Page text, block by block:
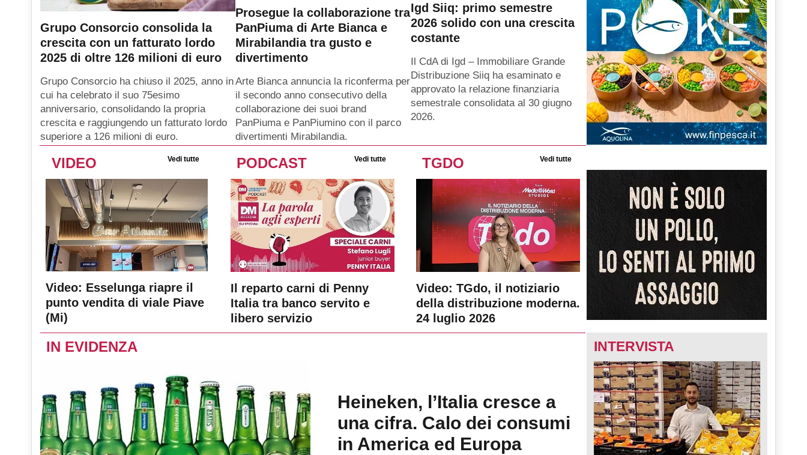
Grupo Consorcio consolida la
crescita con un fatturato lordo
2025 di oltre 126 milioni di euro
Grupo Consorcio ha chiuso il 2025, anno in
cui ha celebrato il suo 75esimo
anniversario, consolidando la propria
crescita e raggiungendo un fatturato lordo
superiore a 126 milioni di euro.
Prosegue la collaborazione tra
PanPiuma di Arte Bianca e
Mirabilandia tra gusto e
divertimento
Arte Bianca annuncia la riconferma per
il secondo anno consecutivo della
collaborazione dei suoi brand
PanPiuma e PanPiumino con il parco
divertimenti Mirabilandia.
Igd Siiq: primo semestre
2026 solido con una crescita
costante
Il CdA di Igd – Immobiliare Grande
Distribuzione Siiq ha esaminato e
approvato la relazione finanziaria
semestrale consolidata al 30 giugno
2026.
VIDEO Vedi tutte
Video: Esselunga riapre il
punto vendita di viale Piave
(Mi)
PODCAST Vedi tutte
Il reparto carni di Penny
Italia tra banco servito e
libero servizio
TGDO Vedi tutte
Video: TGdo, il notiziario
della distribuzione moderna.
24 luglio 2026
IN EVIDENZA
Heineken, l’Italia cresce a
una cifra. Calo dei consumi
in America ed Europa
INTERVISTA